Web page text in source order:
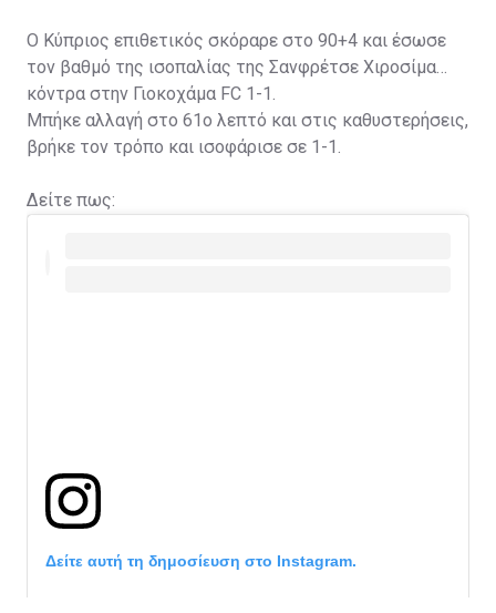
Ο Κύπριος επιθετικός σκόραρε στο 90+4 και έσωσε
τον βαθμό της ισοπαλίας της Σανφρέτσε Χιροσίμα
κόντρα στην Γιοκοχάμα FC 1-1.
Μπήκε αλλαγή στο 61ο λεπτό και στις καθυστερήσεις,
βρήκε τον τρόπο και ισοφάρισε σε 1-1.
Δείτε πως:
Δείτε αυτή τη δημοσίευση στο Instagram.